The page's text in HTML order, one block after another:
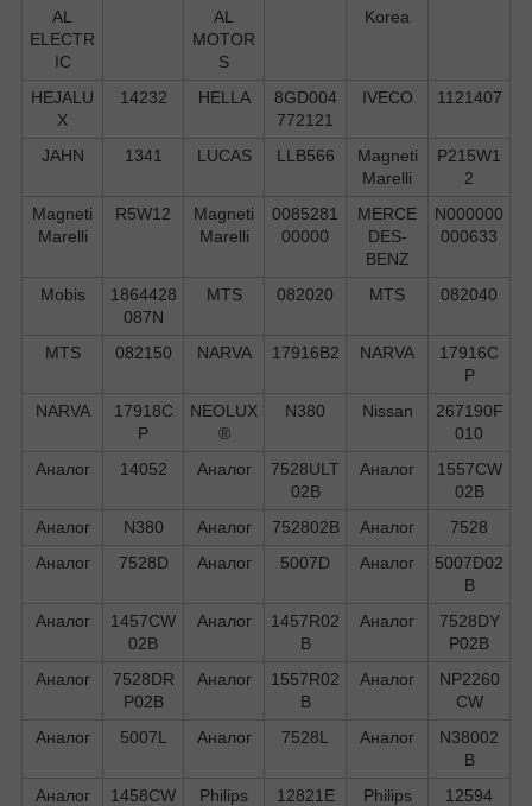
AL
ELECTR
IC
AL
MOTOR
S
Korea
HEJALU
X
14232 HELLA
8GD004
772121
IVECO 1121407
JAHN 1341 LUCAS LLB566
Magneti
Marelli
P215W1
2
Magneti
Marelli
R5W12
Magneti
Marelli
0085281
00000
MERCE
DES-
BENZ
N000000
000633
Mobis
1864428
087N
MTS 082020 MTS 082040
MTS 082150 NARVA 17916B2 NARVA
17916C
P
NARVA
17918C
P
NEOLUX
®
N380 Nissan
267190F
010
Аналог
14052 Аналог
7528ULT
02B
Аналог
1557CW
02B
Аналог
N380 Аналог 752802B Аналог
7528
Аналог
7528D Аналог 5007D Аналог
5007D02
B
Аналог
1457CW
02B
Аналог
1457R02
B
Аналог
7528DY
P02B
Аналог
7528DR
P02B
Аналог
1557R02
B
Аналог
NP2260
CW
Аналог
5007L Аналог 7528L Аналог
N38002
B
Аналог
1458CW
Philips
12821E
Philips 12594